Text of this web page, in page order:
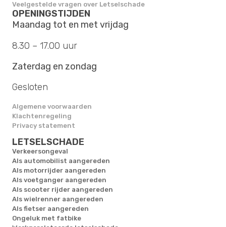
Veelgestelde vragen over Letselschade
OPENINGSTIJDEN
Maandag tot en met vrijdag
8.30 – 17.00 uur
Zaterdag en zondag
Gesloten
Algemene voorwaarden
Klachtenregeling
Privacy statement
LETSELSCHADE
Verkeersongeval
Als automobilist aangereden
Als motorrijder aangereden
Als voetganger aangereden
Als scooter rijder aangereden
Als wielrenner aangereden
Als fietser aangereden
Ongeluk met fatbike